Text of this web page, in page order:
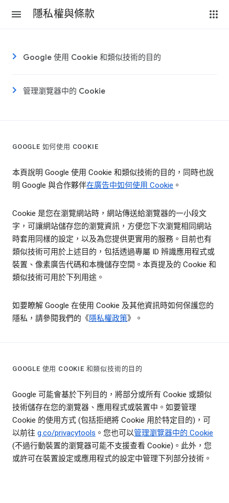
隱私權與條款
Google 使用 Cookie 和類似技術的目的
管理瀏覽器中的 Cookie
GOOGLE 如何使用 COOKIE
本頁說明 Google 使用 Cookie 和類似技術的目的，同時也說
明 Google 與合作夥伴在廣告中如何使用 Cookie 。
Cookie 是您在瀏覽網站時，網站傳送給瀏覽器的一小段文
字，可讓網站儲存您的瀏覽資訊，方便您下次瀏覽相同網站
時套用同樣的設定，以及為您提供更實用的服務。目前也有
類似技術可用於上述目的，包括透過專屬 ID 辨識應用程式或
裝置、像素廣告代碼和本機儲存空間。本頁提及的 Cookie 和
類似技術可用於下列用途。
如要瞭解 Google 在使用 Cookie 及其他資訊時如何保護您的
隱私，請參閱我們的《隱私權政策》。
GOOGLE 使用 COOKIE 和類似技術的目的
Google 可能會基於下列目的，將部分或所有 Cookie 或類似
技術儲存在您的瀏覽器、應用程式或裝置中。如要管理
Cookie 的使用方式 (包括拒絕將 Cookie 用於特定目的)，可
以前往 g.co/privacytools 。您也可以管理瀏覽器中的 Cookie
(不過行動裝置的瀏覽器可能不支援查看 Cookie)。此外，您
或許可在裝置設定或應用程式的設定中管理下列部分技術。